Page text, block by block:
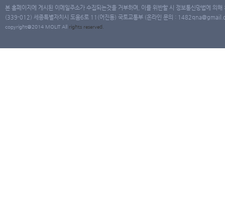
본 홈페이지에 게시된 이메일주소가 수집되는것을 거부하며, 이를 위반할 시 정보통신망법에 의
(339-012) 세종특별자치시 도움6로 11(어진동) 국토교통부 (온라인 문의 :
copyright@2014 MOLIT All rights reserved.